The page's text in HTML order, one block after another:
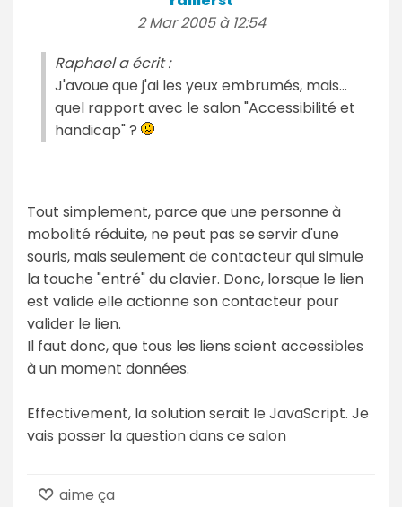
2 Mar 2005 à 12:54
Raphael a écrit :
J'avoue que j'ai les yeux embrumés, mais...
quel rapport avec le salon "Accessibilité et
handicap" ?
Tout simplement, parce que une personne à
mobolité réduite, ne peut pas se servir d'une
souris, mais seulement de contacteur qui simule
la touche "entré" du clavier. Donc, lorsque le lien
est valide elle actionne son contacteur pour
valider le lien.
Il faut donc, que tous les liens soient accessibles
à un moment données.
Effectivement, la solution serait le JavaScript. Je
vais posser la question dans ce salon
aime ça